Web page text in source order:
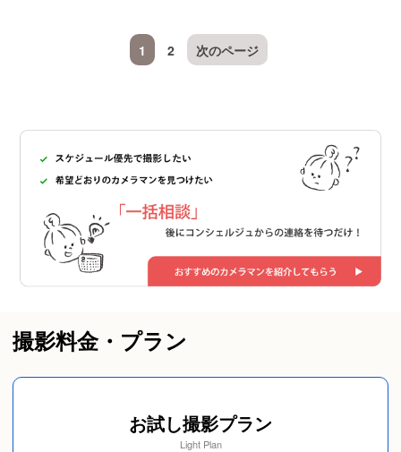
1 2 次のページ
撮影料金・プラン
お試し撮影プラン
Light Plan